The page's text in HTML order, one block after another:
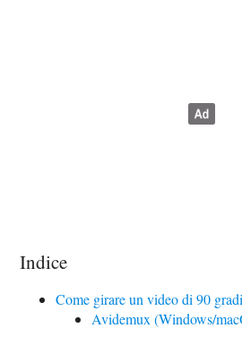
Indice
Come girare un video di 90
Avidemux (Windows/